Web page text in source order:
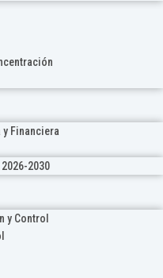
Financiera
2030
y Control